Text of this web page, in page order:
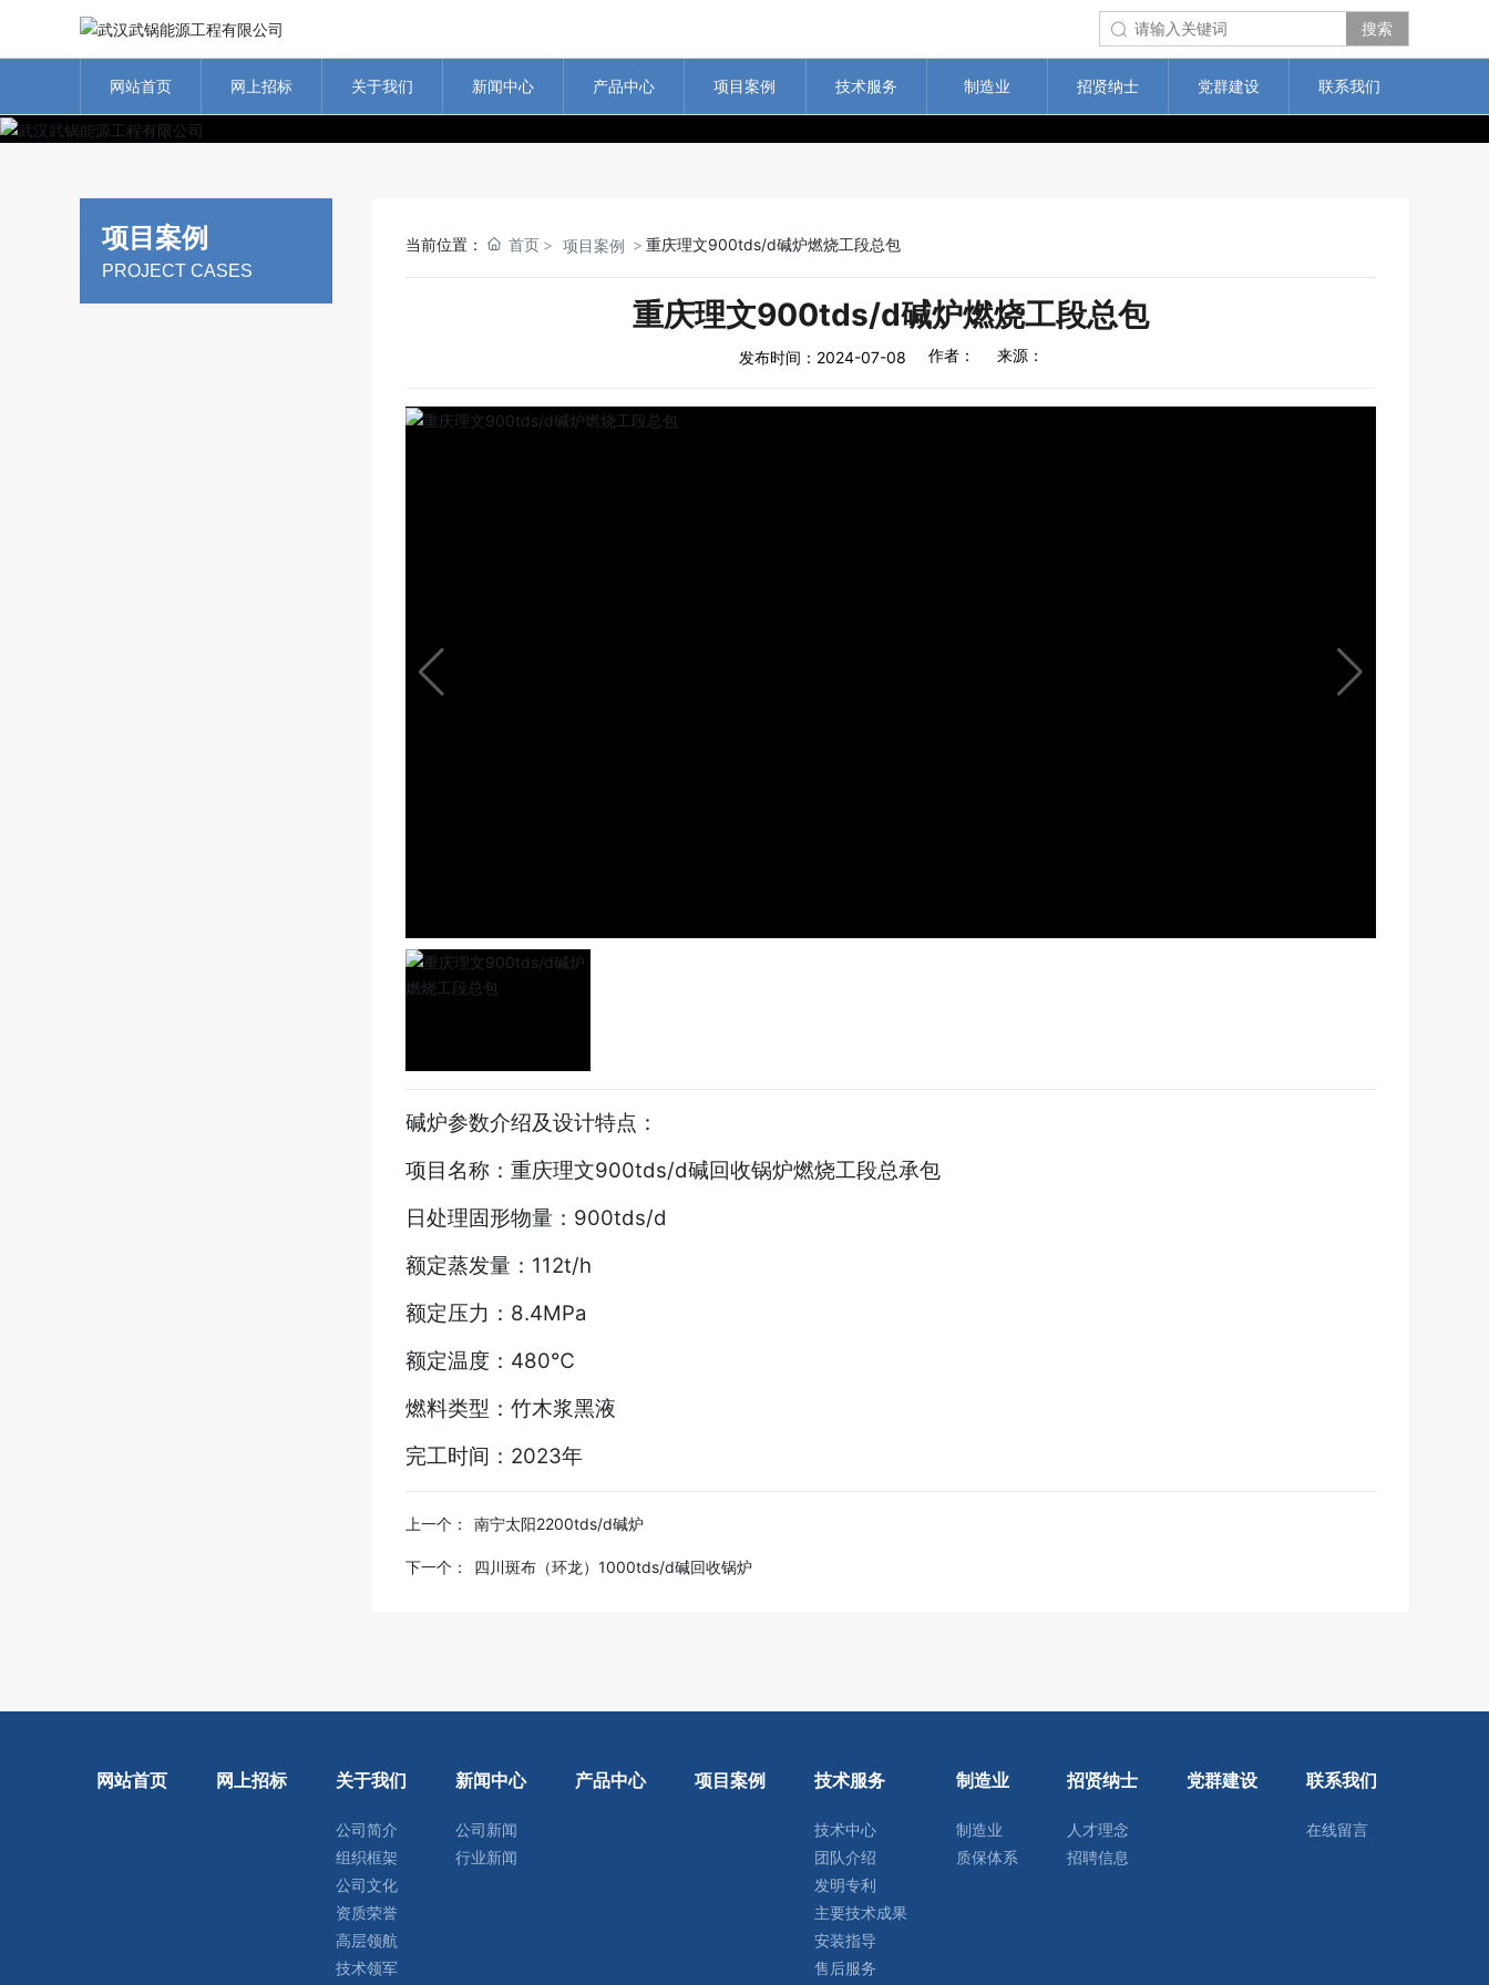
搜索
网站首页 网上招标 关于我们 新闻中心 产品中心 项目案例 技术服务 制造业 招贤纳士 党群建设 联系我们
项目案例
PROJECT CASES
当前位置： 首页 项目案例 重庆理文900tds/d碱炉燃烧工段总包
重庆理文900tds/d碱炉燃烧工段总包
2024-07-08
碱炉参数介绍及设计特点：
项目名称：重庆理文900tds/d碱回收锅炉燃烧工段总承包
日处理固形物量：900tds/d
额定蒸发量：112t/h
额定压力：8.4MPa
额定温度：480℃
燃料类型：竹木浆黑液
完工时间：2023年
上一个： 南宁太阳2200tds/d碱炉
下一个： 四川斑布（环龙）1000tds/d碱回收锅炉
网站首页 网上招标 关于我们
公司简介
组织框架
公司文化
资质荣誉
高层领航
技术领军
新闻中心
公司新闻
行业新闻
产品中心 项目案例 技术服务
技术中心
团队介绍
发明专利
主要技术成果
安装指导
售后服务
制造业
制造业
质保体系
招贤纳士
人才理念
招聘信息
党群建设 联系我们
在线留言